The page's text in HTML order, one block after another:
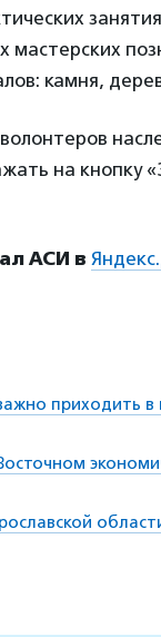
мастерских
камня,
на кнопку
АСИ в
приходить